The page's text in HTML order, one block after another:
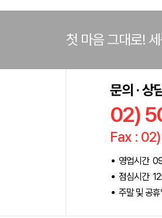
첫 마음 그대로!
문의 · 상
02)
Fax :
영업시간
점심시간
주말 및 공